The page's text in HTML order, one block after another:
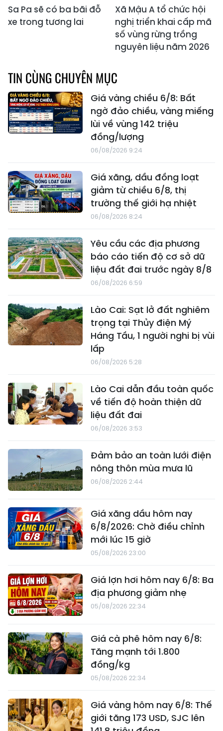
Sa Pa sẽ có ba bãi đỗ
xe trong tương lai
Xã Mậu A tổ chức hội
nghị triển khai cấp mã
số vùng rừng trồng
nguyên liệu năm 2026
TIN CÙNG CHUYÊN MỤC
Giá vàng chiều 6/8: Bất
ngờ đảo chiều, vàng miếng
lùi về vùng 142 triệu
đồng/lượng
06/08/2026 9:24
Giá xăng, dầu đồng loạt
giảm từ chiều 6/8, thị
trường thế giới hạ nhiệt
06/08/2026 8:24
Yêu cầu các địa phương
báo cáo tiến độ cơ sở dữ
liệu đất đai trước ngày 8/8
06/08/2026 6:59
Lào Cai: Sạt lở đất nghiêm
trọng tại Thủy điện Mý
Háng Tầu, 1 người nghi bị vùi
lấp
06/08/2026 5:28
Lào Cai dẫn đầu toàn quốc
về tiến độ hoàn thiện dữ
liệu đất đai
06/08/2026 3:53
Đảm bảo an toàn lưới điện
nông thôn mùa mưa lũ
06/08/2026 2:44
Giá xăng dầu hôm nay
6/8/2026: Chờ điều chỉnh
mới lúc 15 giờ
05/08/2026 23:00
Giá lợn hơi hôm nay 6/8: Ba
địa phương giảm nhẹ
05/08/2026 22:34
Giá cà phê hôm nay 6/8:
Tăng mạnh tới 1.800
đồng/kg
05/08/2026 22:34
Giá vàng hôm nay 6/8: Thế
giới tăng 173 USD, SJC lên